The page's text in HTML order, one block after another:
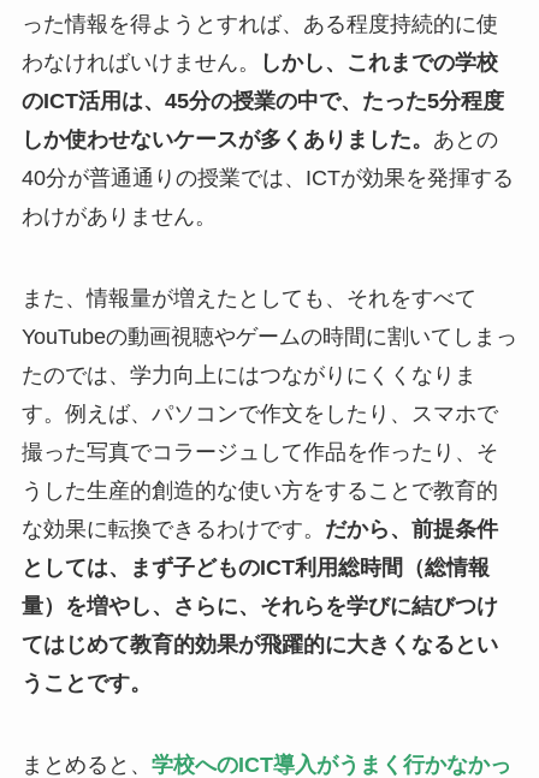
った情報を得ようとすれば、ある程度持続的に使
わなければいけません。
しかし、これまでの学校
のICT活用は、45分の授業の中で、たった5分程度
しか使わせないケースが多くありました。 あとの
40分が普通通りの授業では、ICTが効果を発揮する
わけがありません。
また、情報量が増えたとしても、それをすべて
YouTubeの動画視聴やゲームの時間に割いてしまっ
たのでは、学力向上にはつながりにくくなりま
す。例えば、パソコンで作文をしたり、スマホで
撮った写真でコラージュして作品を作ったり、そ
うした生産的創造的な使い方をすることで教育的
な効果に転換できるわけです。 だから、前提条件
としては、まず子どものICT利用総時間（総情報
量）を増やし、さらに、それらを学びに結びつけ
てはじめて教育的効果が飛躍的に大きくなるとい
うことです。
まとめると、 学校へのICT導入がうまく行かなかっ